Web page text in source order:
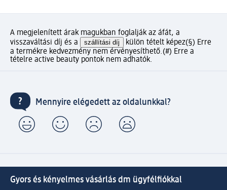
A megjelenített árak magukban foglalják az áfát, a
visszaváltási díj és a
szállítási díj külön tételt képez(§) Erre
a termékre kedvezmény nem érvényesíthető.(#) Erre a
tételre active beauty pontok nem adhatók.
Mennyire elégedett az oldalunkkal?
Gyors és kényelmes vásárlás dm ügyfélfiókkal